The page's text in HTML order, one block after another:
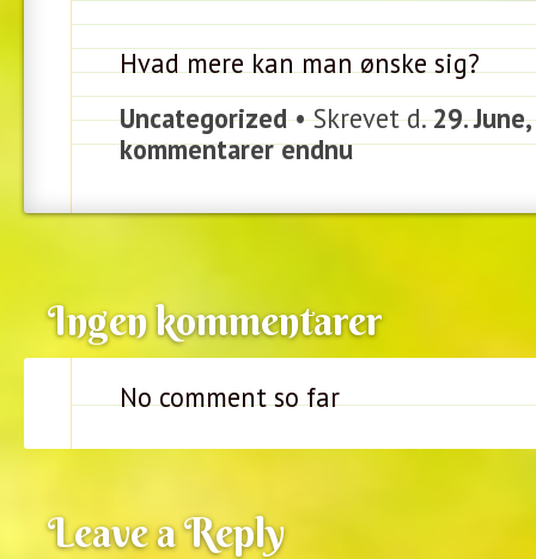
Hvad mere kan man ønske sig?
Uncategorized• Skrevet d.29.
kommentarer endnu
Ingen kommentarer
No comment so far
Leave a Reply